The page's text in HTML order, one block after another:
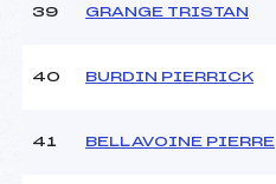
39 GRANGE TRISTAN
40 BURDIN PIERRICK
41 BELLAVOINE PIERRE